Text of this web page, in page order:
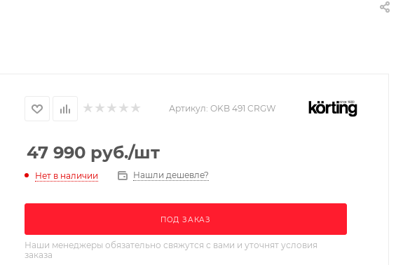
Артикул: OKB 491 CRGW
47 990 руб./шт
Нет в наличии Нашли дешевле?
ПОД ЗАКАЗ
Наши менеджеры обязательно свяжутся с вами и уточнят условия
заказа